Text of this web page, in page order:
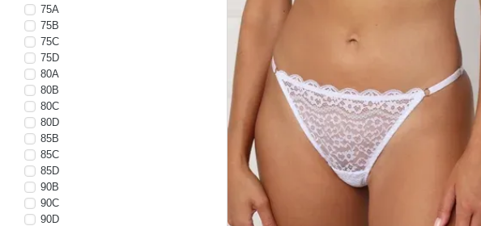
75A
75B
75C
75D
80A
80B
80C
80D
85B
85C
85D
90B
90C
90D